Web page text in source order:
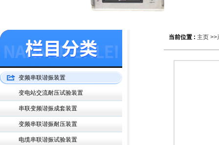
当前位置 : 主页 >>
变频串联谐振装置
变电站交流耐压试验装置
串联变频谐振成套装置
变频串联谐振耐压装置
电缆串联谐振试验装置